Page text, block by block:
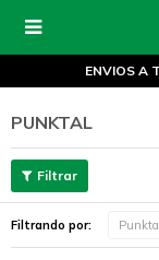

ENVIOS A
PUNKTAL
Filtrando por: Punktal